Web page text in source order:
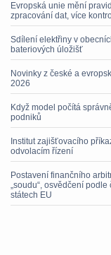
Evropská unie mění
zpracování dat, více
Sdílení elektřiny v
bateriových úložišť
Novinky z české a
2026
Když model počítá
podniků
Institut zajišťovacího
odvolacím řízení
Postavení finančního
„soudu“, osvědčení
státech EU